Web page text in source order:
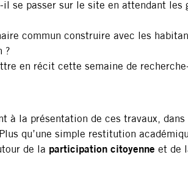
il se passer sur le site en attendant les
commun construire avec les
?
en récit cette semaine de
à la présentation de ces travaux, dans
qu’une simple restitution
de la participation citoyenne et de